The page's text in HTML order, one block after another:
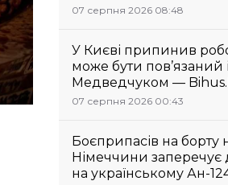
07 серпня 2026 08:48
У Києві припинив
може бути пов’язаний
Медведчуком —
07 серпня 2026 00:43
Боєприпасів на борту
Німеччини заперечує
на українському Ан-